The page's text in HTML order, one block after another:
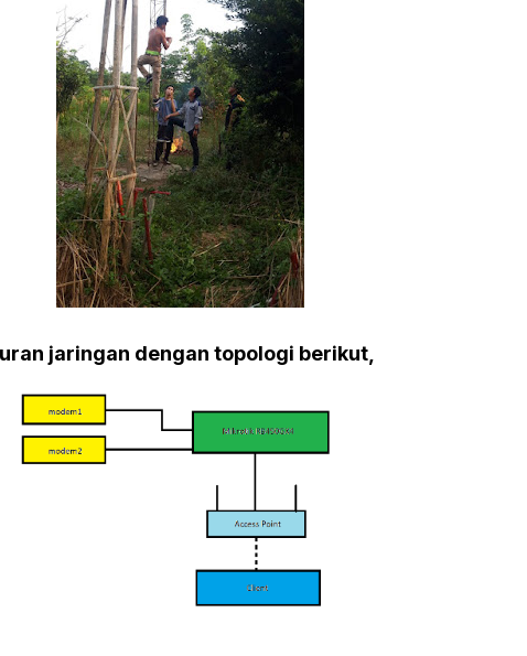
jaringan dengan topologi berikut,